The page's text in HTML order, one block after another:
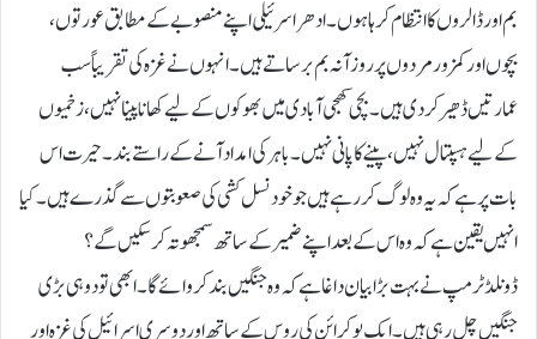
بم اور ڈالروں کا انتظام کر ہا ہوں۔ادھر اسرئیلی اپنے منصوبے کے مطابق عورتوں،
بچوں اور کمزور مردوں پر روزآنہ بم برساتے ہیں۔ انہوں نے غزہ کی تقریباً سب
عمارتیں ڈھیر کر دی ہیں۔بچی کھچی آبادی میں بھوکوں کے لیے کھانا پینا نہیں، زخمیوں
کے لیے ہسپتال نہیں، پینے کا پانی نہیں۔ باہر کی امداد آنے کے راستے بند۔ حیرت اس
بات پر ہے کہ یہ وہ لوگ کر رہے ہیں جو خود نسل کشی کی صعوبتوں سے گذرے ہیں۔کیا
انہیں یقین ہے کہ وہ اس کے بعد اپنے ضمیر کے ساتھ سمجھوتہ کر سکیں گے؟
ڈونلڈ ٹرمپ نے بہت بڑا بیان داغا ہے کہ وہ جنگیں بند کروائے گا۔ ابھی تو دو ہی بڑی
جنگیں چل رہی ہیں۔ ایک یوکرائن کی روس کے ساتھ اور دوسری اسرائیل کی غزہ اور